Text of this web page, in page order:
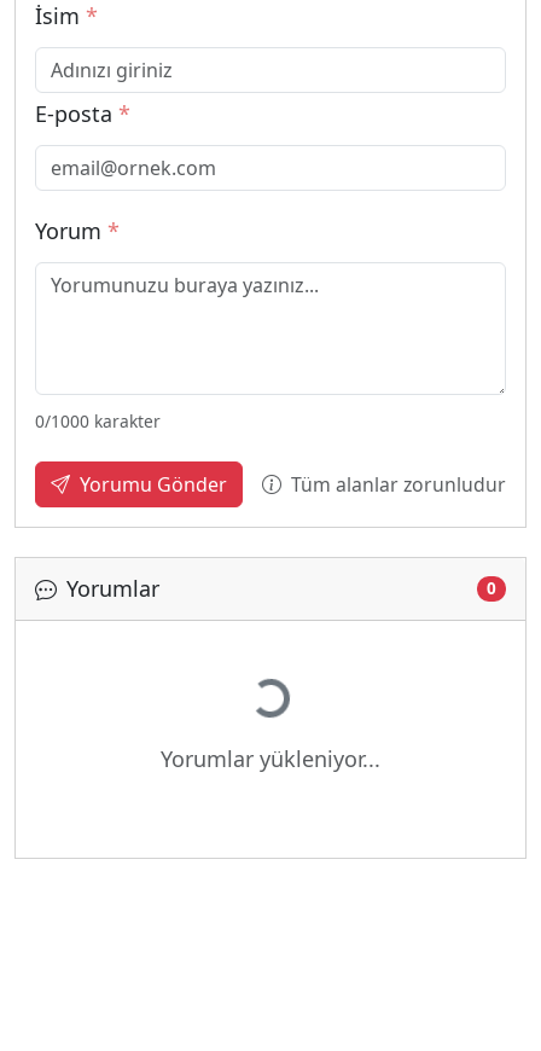
İsim *
E-posta *
Yorum *
0/1000 karakter
Yorumu Gönder Tüm alanlar zorunludur
Yorumlar 0
Yükleniyor...
Yorumlar yükleniyor...